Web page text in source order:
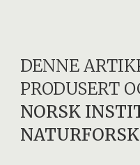
DENNE
PRODUSERT
NORSK